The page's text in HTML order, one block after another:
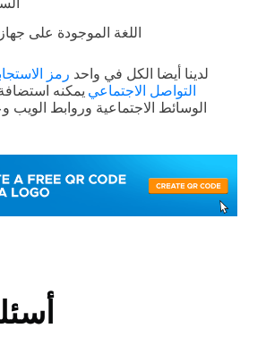
اللغة الموجودة على
لدينا أيضا الكل في واحد رمز
التواصل الاجتماعييمكنه
الوسائط الاجتماعية وروابط